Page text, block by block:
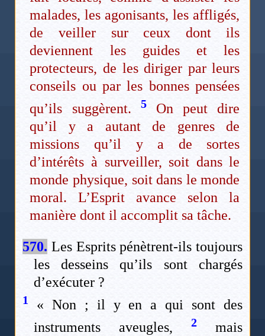
malades, les agonisants, les affligés,
de veiller sur ceux dont ils
deviennent les guides et les
protecteurs, de les diriger par leurs
conseils ou par les bonnes pensées
qu’ils suggèrent.
5On peut dire
qu’il y a autant de genres de
missions qu’il y a de sortes
d’intérêts à surveiller, soit dans le
monde physique, soit dans le monde
moral. L’Esprit avance selon la
manière dont il accomplit sa tâche.
570. Les Esprits pénètrent-ils toujours
les desseins qu’ils sont chargés
d’exécuter ?
1
« Non ; il y en a qui sont des
instruments aveugles, 2mais